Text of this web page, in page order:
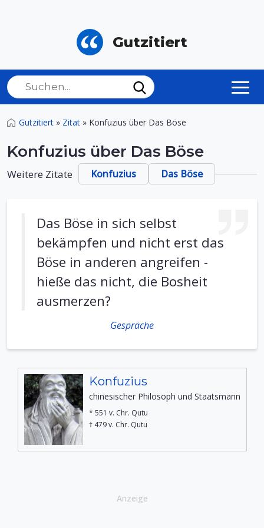
Gutzitiert
Gutzitiert » Zitat » Konfuzius über Das Böse
Konfuzius über Das Böse
Weitere Zitate Konfuzius Das Böse
Das Böse in sich selbst
bekämpfen und nicht erst das
Böse in anderen angreifen -
hieße das nicht, die Bosheit
ausmerzen?
Gespräche
Konfuzius
chinesischer Philosoph und Staatsmann
* 551 v. Chr. Qutu
† 479 v. Chr. Qutu
Anzeige